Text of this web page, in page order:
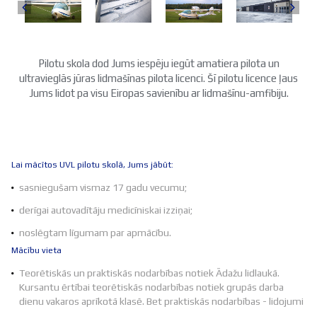
Pilotu skola dod Jums iespēju iegūt amatiera pilota un
ultravieglās jūras lidmašīnas pilota licenci. Šī pilotu licence ļaus
Jums lidot pa visu Eiropas savienību ar lidmašīnu-amfibiju.
Lai mācītos UVL pilotu skolā, Jums jābūt:
sasniegušam vismaz 17 gadu vecumu;
derīgai autovadītāju medicīniskai izziņai;
noslēgtam līgumam par apmācību.
Mācību vieta
Teorētiskās un praktiskās nodarbības notiek Ādažu lidlaukā.
Kursantu ērtībai teorētiskās nodarbības notiek grupās darba
dienu vakaros aprīkotā klasē. Bet praktiskās nodarbības - lidojumi